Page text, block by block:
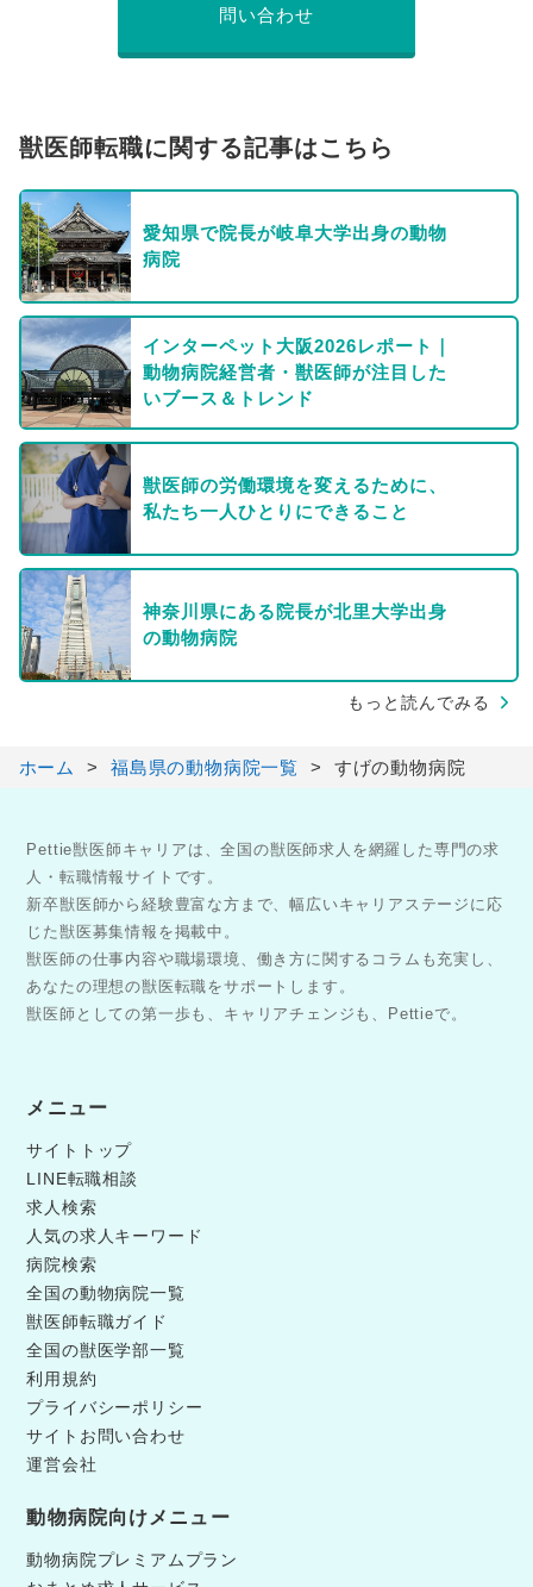
問い合わせ
獣医師転職に関する記事はこちら
愛知県で院長が岐阜大学出身の動物
病院
インターペット大阪2026レポート｜
動物病院経営者・獣医師が注目した
いブース＆トレンド
獣医師の労働環境を変えるために、
私たち一人ひとりにできること
神奈川県にある院長が北里大学出身
の動物病院
もっと読んでみる
ホーム 福島県の動物病院一覧 すげの動物病院
Pettie獣医師キャリアは、全国の獣医師求人を網羅した専門の求
人・転職情報サイトです。
新卒獣医師から経験豊富な方まで、幅広いキャリアステージに応
じた獣医募集情報を掲載中。
獣医師の仕事内容や職場環境、働き方に関するコラムも充実し、
あなたの理想の獣医転職をサポートします。
獣医師としての第一歩も、キャリアチェンジも、Pettieで。
メニュー
サイトトップ
LINE転職相談
求人検索
人気の求人キーワード
病院検索
全国の動物病院一覧
獣医師転職ガイド
全国の獣医学部一覧
利用規約
プライバシーポリシー
サイトお問い合わせ
運営会社
動物病院向けメニュー
動物病院プレミアムプラン